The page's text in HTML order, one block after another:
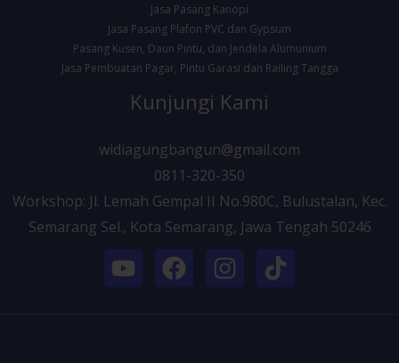
Jasa Pasang Kanopi
Jasa Pasang Plafon PVC dan Gypsum
Pasang Kusen, Daun Pintu, dan Jendela Alumunium
Jasa Pembuatan Pagar, Pintu Garasi dan Railing Tangga
Kunjungi Kami
widiagungbangun@gmail.com
0811-320-350
Workshop: Jl. Lemah Gempal II No.980C, Bulustalan, Kec.
Semarang Sel., Kota Semarang, Jawa Tengah 50246